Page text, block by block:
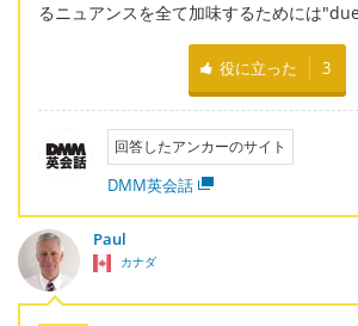
るニュアンスを全て加味するためには
役に立った 3
回答したアンカーのサイト
DMM英会話
Paul
カナダ